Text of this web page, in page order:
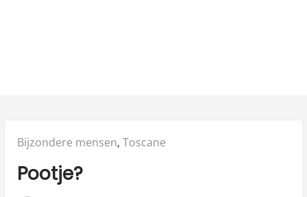
Posted
Bijzondere mensen, Toscane
Pootje?